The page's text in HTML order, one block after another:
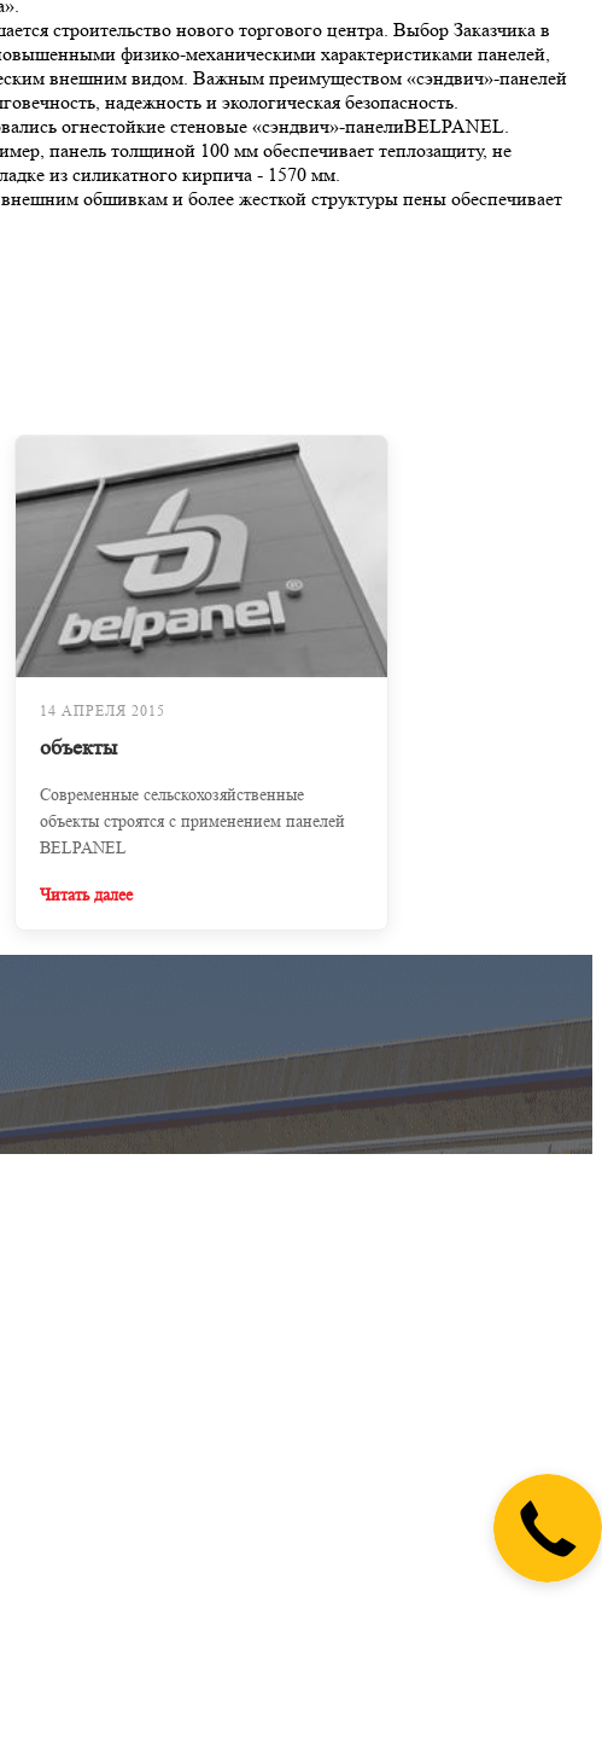
строительство нового торгового центра. Выбор Заказчика в
физико-механическими характеристиками панелей,
внешним видом. Важным преимуществом «сэндвич»-панелей
надежность и экологическая безопасность.
огнестойкие стеновые «сэндвич»-панелиBELPANEL.
панель толщиной 100 мм обеспечивает теплозащиту, не
из силикатного кирпича - 1570 мм.
обшивкам и более жесткой структуры пены обеспечивает
14 АПРЕЛЯ 2015
объекты
Современные сельскохозяйственные
объекты строятся с применением панелей
BELPANEL
Читать далее